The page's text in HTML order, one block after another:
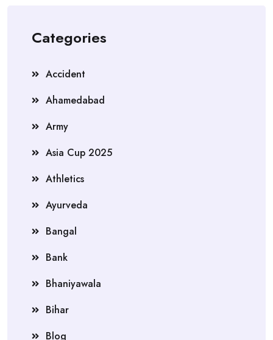
Categories
Accident
Ahamedabad
Army
Asia Cup 2025
Athletics
Ayurveda
Bangal
Bank
Bhaniyawala
Bihar
Blog